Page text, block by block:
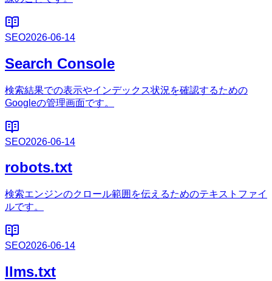
SEO2026-06-14
Search Console
検索結果での表示やインデックス状況を確認するための
Googleの管理画面です。
SEO2026-06-14
robots.txt
検索エンジンのクロール範囲を伝えるためのテキストファイ
ルです。
SEO2026-06-14
llms.txt